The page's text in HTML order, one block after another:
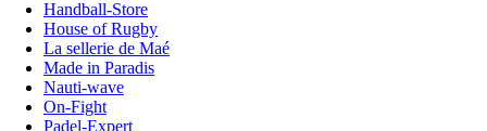
Handball-Store
House of Rugby
La sellerie de Maé
Made in Paradis
Nauti-wave
On-Fight
Padel-Expert